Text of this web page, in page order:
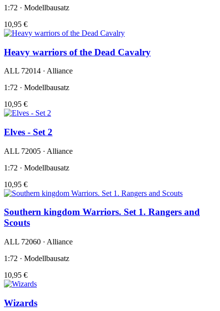
1:72 · Modellbausatz
10,95 €
Heavy warriors of the Dead Cavalry
ALL 72014 · Alliance
1:72 · Modellbausatz
10,95 €
Elves - Set 2
ALL 72005 · Alliance
1:72 · Modellbausatz
10,95 €
Southern kingdom Warriors. Set 1. Rangers and
Scouts
ALL 72060 · Alliance
1:72 · Modellbausatz
10,95 €
Wizards